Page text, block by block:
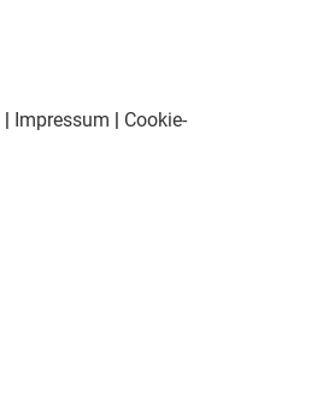
Impressum
Cookie-